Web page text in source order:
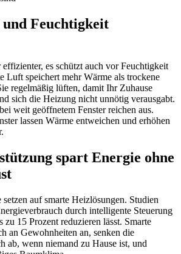
Feuchtigkeit
es schützt auch vor Feuchtigkeit
Luft speichert mehr Wärme als trockene
regelmäßig lüften, damit Ihr Zuhause
sich die Heizung nicht unnötig verausgabt.
weit geöffnetem Fenster reichen aus.
lassen Wärme entweichen und erhöhen
spart Energie ohne
auf smarte Heizlösungen. Studien
durch intelligente Steuerung
15 Prozent reduzieren lässt. Smarte
an Gewohnheiten an, senken die
ab, wenn niemand zu Hause ist, und